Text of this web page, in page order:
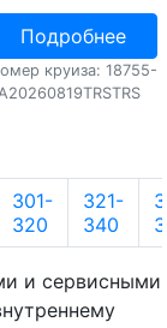
Подробнее
круиза: 18755-
301-
320
321-
340
и сервисными